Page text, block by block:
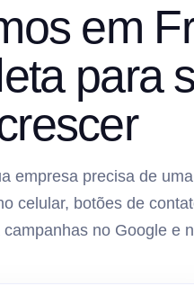
em
para
empresa precisa de
celular, botões de
no Google e